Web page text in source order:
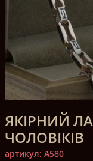
ЯКІРНИЙ
ЧОЛОВІКІВ
артикул: A580